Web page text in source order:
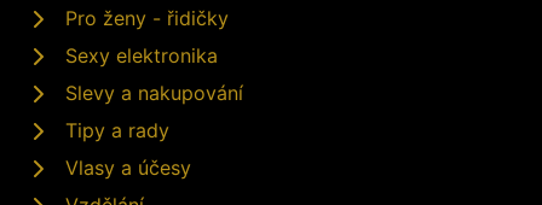
Pro ženy - řidičky
Sexy elektronika
Slevy a nakupování
Tipy a rady
Vlasy a účesy